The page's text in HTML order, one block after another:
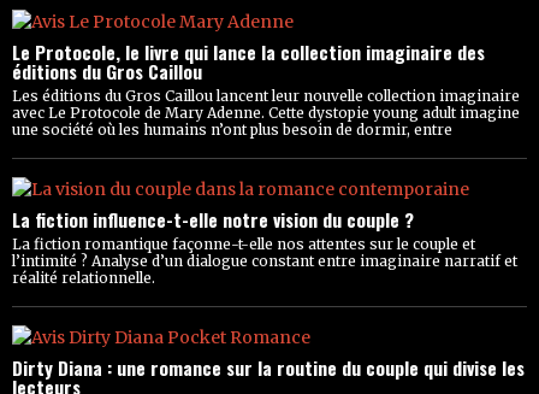
Le Protocole, le livre qui lance la collection imaginaire des
éditions du Gros Caillou
Les éditions du Gros Caillou lancent leur nouvelle collection imaginaire
avec Le Protocole de Mary Adenne. Cette dystopie young adult imagine
une société où les humains n’ont plus besoin de dormir, entre
La fiction influence-t-elle notre vision du couple ?
La fiction romantique façonne-t-elle nos attentes sur le couple et
l’intimité ? Analyse d’un dialogue constant entre imaginaire narratif et
réalité relationnelle.
Dirty Diana : une romance sur la routine du couple qui divise les
lecteurs